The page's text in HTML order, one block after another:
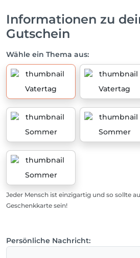
Informationen zu
Gutschein
Wähle ein Thema aus:
Vatertag Vatertag
Sommer Sommer
Sommer
Jeder Mensch ist einzigartig und so sollte
Geschenkkarte sein!
Persönliche Nachricht: